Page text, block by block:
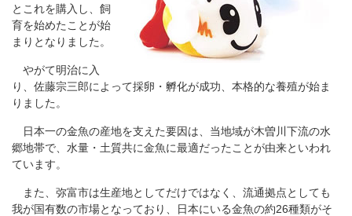
とこれを購入し、飼
育を始めたことが始
まりとなりました。
やがて明治に入
り、佐藤宗三郎によって採卵・孵化が成功、本格的な養殖が始ま
りました。
日本一の金魚の産地を支えた要因は、当地域が木曽川下流の水
郷地帯で、水量・土質共に金魚に最適だったことが由来といわれ
ています。
また、弥富市は生産地としてだけではなく、流通拠点としても
我が国有数の市場となっており、日本にいる金魚の約26種類がそ